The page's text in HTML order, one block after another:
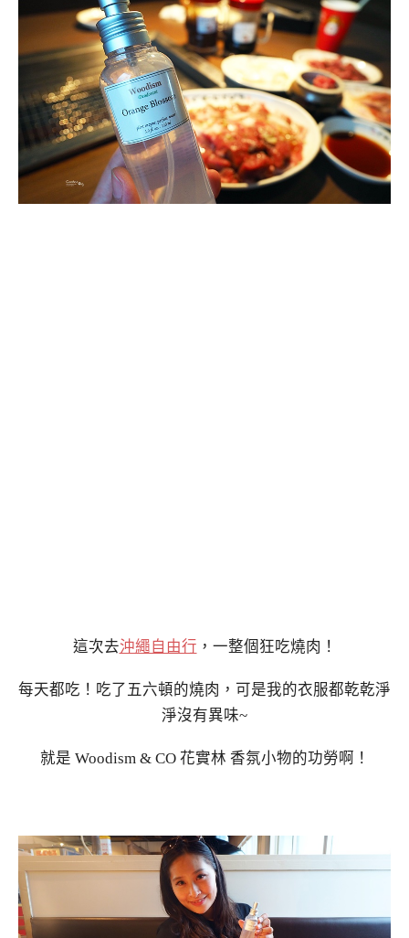
這次去沖繩自由行 ，一整個狂吃燒肉！
每天都吃！吃了五六頓的燒肉，可是我的衣服都乾乾淨
淨沒有異味~
就是 Woodism & CO 花實林 香氛小物的功勞啊！